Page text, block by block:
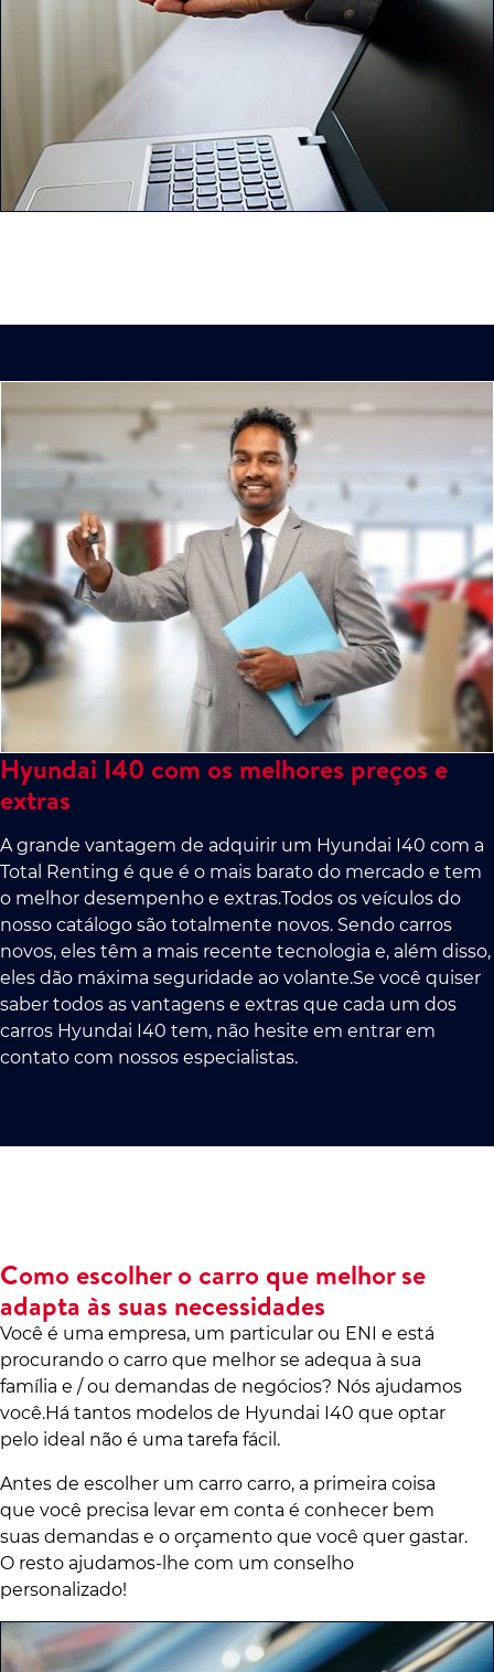
Hyundai I40 com os melhores preços e
extras
A grande vantagem de adquirir um Hyundai I40 com a
Total Renting é que é o mais barato do mercado e tem
o melhor desempenho e extras.Todos os veículos do
nosso catálogo são totalmente novos. Sendo carros
novos, eles têm a mais recente tecnologia e, além disso,
eles dão máxima seguridade ao volante.Se você quiser
saber todos as vantagens e extras que cada um dos
carros Hyundai I40 tem, não hesite em entrar em
contato com nossos especialistas.
Como escolher o carro que melhor se
adapta às suas necessidades
Você é uma empresa, um particular ou ENI e está
procurando o carro que melhor se adequa à sua
família e / ou demandas de negócios? Nós ajudamos
você.Há tantos modelos de Hyundai I40 que optar
pelo ideal não é uma tarefa fácil.
Antes de escolher um carro carro, a primeira coisa
que você precisa levar em conta é conhecer bem
suas demandas e o orçamento que você quer gastar.
O resto ajudamos-lhe com um conselho
personalizado!